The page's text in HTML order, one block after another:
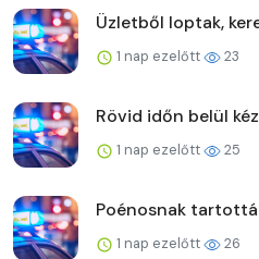
Üzletből loptak,
1 nap ezelőtt 23
Rövid időn belül
1 nap ezelőtt 25
Poénosnak
1 nap ezelőtt 26